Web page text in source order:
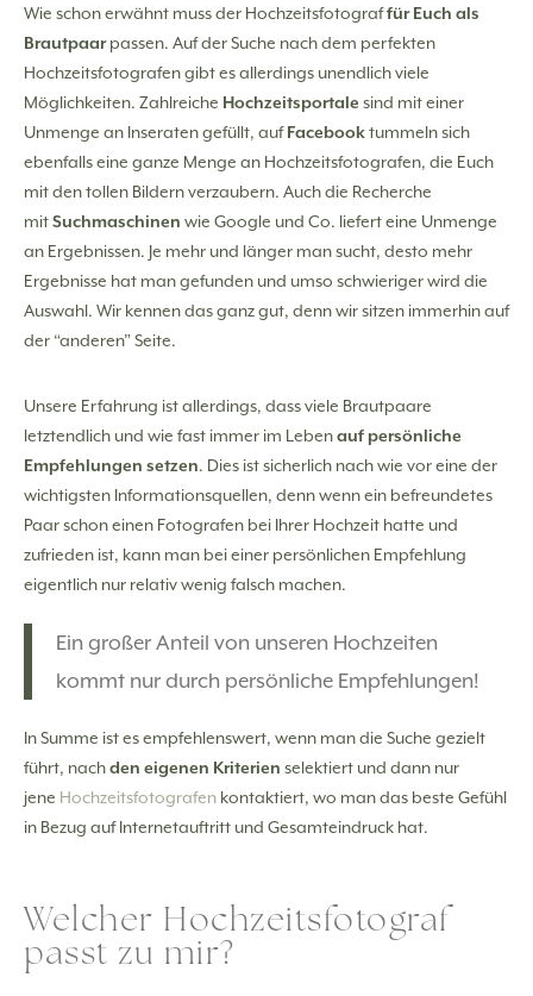
Wie schon erwähnt muss der Hochzeitsfotograffür Euch als
Brautpaarpassen. Auf der Suche nach dem perfekten
Hochzeitsfotografen gibt es allerdings unendlich viele
Möglichkeiten. Zahlreiche Hochzeitsportale sind mit einer
Unmenge an Inseraten gefüllt, aufFacebooktummeln sich
ebenfalls eine ganze Menge an Hochzeitsfotografen, die Euch
mit den tollen Bildern verzaubern. Auch die Recherche
mitSuchmaschinen wie Google und Co. liefert eine Unmenge
an Ergebnissen. Je mehr und länger man sucht, desto mehr
Ergebnisse hat man gefunden und umso schwieriger wird die
Auswahl. Wir kennen das ganz gut, denn wir sitzen immerhin auf
der “anderen” Seite.
Unsere Erfahrung ist allerdings, dass viele Brautpaare
letztendlich und wie fast immer im Lebenauf persönliche
Empfehlungen setzen. Dies ist sicherlich nach wie vor eine der
wichtigsten Informationsquellen, denn wenn ein befreundetes
Paar schon einen Fotografen bei Ihrer Hochzeit hatte und
zufrieden ist, kann man bei einer persönlichen Empfehlung
eigentlich nur relativ wenig falsch machen.
Ein großer Anteil von unseren Hochzeiten
kommt nur durch persönliche Empfehlungen!
In Summe ist es empfehlenswert, wenn man die Suche gezielt
führt, nachden eigenen Kriterien selektiert und dann nur
jene Hochzeitsfotografen kontaktiert, wo man das beste Gefühl
in Bezug auf Internetauftritt und Gesamteindruck hat.
Welcher Hochzeitsfotograf
passt zu mir?